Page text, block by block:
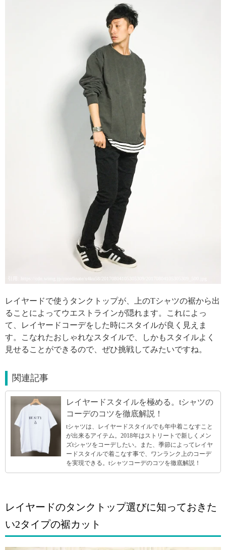
引用: https://cdn.wimg.jp/coordinate/x4ku58/20170804105305309/20170804105305309_500.jpg
レイヤードで使うタンクトップが、上のTシャツの裾から出
ることによってウエストラインが隠れます。これによっ
て、レイヤードコーデをした時にスタイルが良く見えま
す。こなれたおしゃれなスタイルで、しかもスタイルよく
見せることができるので、ぜひ挑戦してみたいですね。
関連記事
レイヤードスタイルを極める。tシャツの
コーデのコツを徹底解説！
tシャツは、レイヤードスタイルでも年中着こなすこと
が出来るアイテム。2018年はストリートで新しくメン
ズtシャツをコーデしたい。また、季節によってレイヤ
ードスタイルで着こなす事で、ワンランク上のコーデ
を実現できる。tシャツコーデのコツを徹底解説！
レイヤードのタンクトップ選びに知っておきた
い2タイプの裾カット